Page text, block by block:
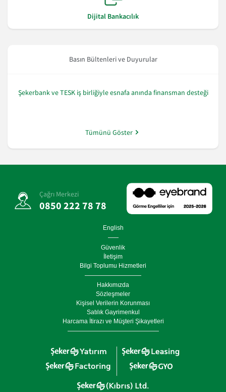
Dijital Bankacılık
Basın Bültenleri ve Duyurular
Şekerbank ve TESK iş birliğiyle esnafa anında finansman desteği
Tümünü Göster
Çağrı Merkezi
0850 222 78 78
English
Güvenlik
İletişim
Bilgi Toplumu Hizmetleri
Hakkımızda
Sözleşmeler
Kişisel Verilerin Korunması
Satılık Gayrimenkul
Harcama İtirazı ve Müşteri Şikayetleri